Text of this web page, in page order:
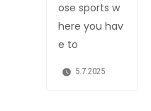
ose sports w
here you hav
e to
5.7.2025